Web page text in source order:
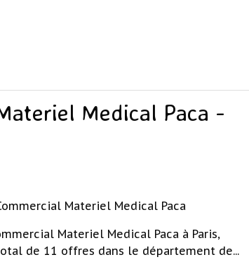
Medical Paca -
Materiel Medical Paca
Materiel Medical Paca à Paris,
de 11 offres dans le département de...